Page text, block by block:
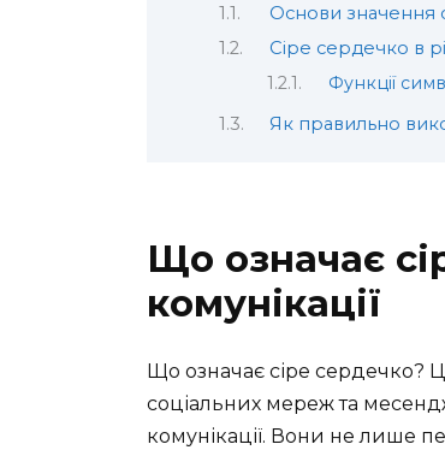
Основи значення
Сіре сердечко в
Функції
Як правильно
Що означає
комунікації
Що означає сіре сердечко?
соціальних мереж та
комунікації. Вони не лише